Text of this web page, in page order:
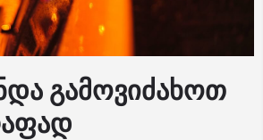
გამოვიძახოთ